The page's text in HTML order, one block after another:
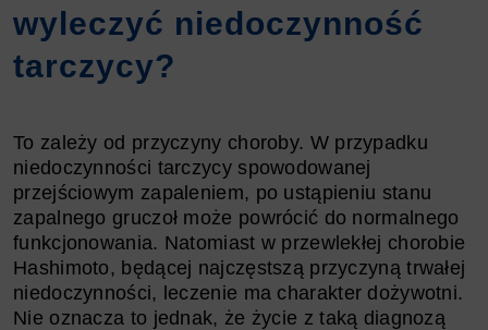
wyleczyć niedoczynność
tarczycy?
To zależy od przyczyny choroby. W przypadku
niedoczynności tarczycy spowodowanej
przejściowym zapaleniem, po ustąpieniu stanu
zapalnego gruczoł może powrócić do normalnego
funkcjonowania. Natomiast w przewlekłej chorobie
Hashimoto, będącej najczęstszą przyczyną trwałej
niedoczynności, leczenie ma charakter dożywotni.
Nie oznacza to jednak, że życie z taką diagnozą